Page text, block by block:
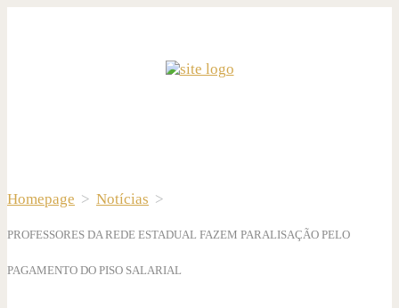
Homepage > Notícias >
PROFESSORES DA REDE ESTADUAL FAZEM PARALISAÇÃO PELO
PAGAMENTO DO PISO SALARIAL